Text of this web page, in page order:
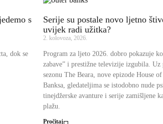
s
dok se
Serije su postale novo ljetno
uvijek radi užitka?
2. kolovoza, 2026.
Program za ljeto 2026. dobro pokazuje
zabave” i prestižne televizije izgubila.
sezonu The Beara, nove epizode House
Banksa, gledateljima se istodobno nude
tinejdžerske avanture i serije zamišljene
plažu.
Pročitaj